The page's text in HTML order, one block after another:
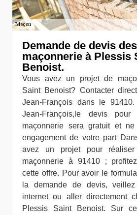
Demande de devis
maçonnerie à Plessis
Benoist.
Vous avez un projet de
Saint Benoist? Contacter
Jean-François dans le
Jean-François,le devis
maçonnerie sera gratuit et ne
engagement de votre part
avez un projet pour
maçonnerie à 91410 ;
cette offre. Pour avoir le
la demande de devis,
internet ou aller directement
Plessis Saint Benoist. Sur